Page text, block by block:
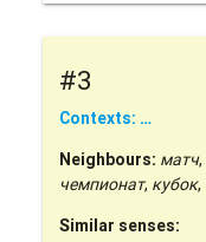
#3
Contexts: …
Neighbours: матч,
чемпионат, кубок,
Similar senses: